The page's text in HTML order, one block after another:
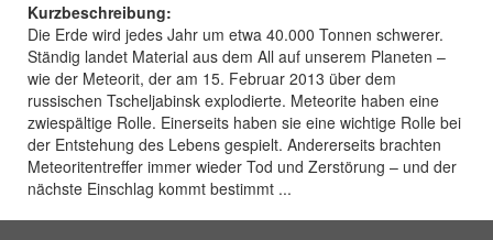
Kurzbeschreibung:
Die Erde wird jedes Jahr um etwa 40.000 Tonnen schwerer.
Ständig landet Material aus dem All auf unserem Planeten –
wie der Meteorit, der am 15. Februar 2013 über dem
russischen Tscheljabinsk explodierte. Meteorite haben eine
zwiespältige Rolle. Einerseits haben sie eine wichtige Rolle bei
der Entstehung des Lebens gespielt. Andererseits brachten
Meteoritentreffer immer wieder Tod und Zerstörung – und der
nächste Einschlag kommt bestimmt ...